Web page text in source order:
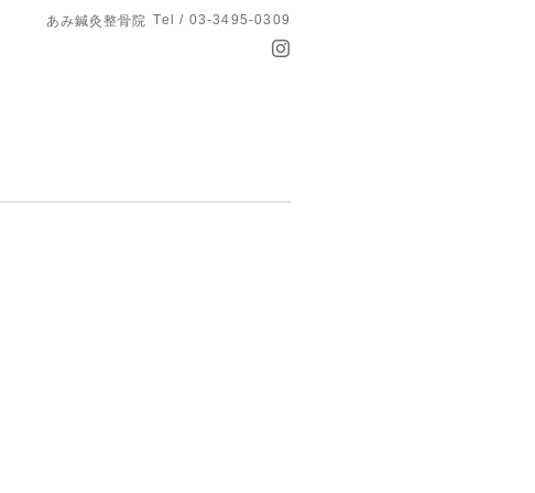
あみ鍼灸整骨院 Tel / 03-3495-0309